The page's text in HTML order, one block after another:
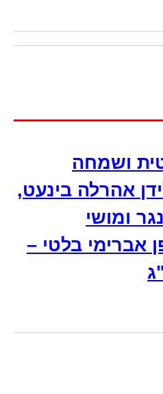
ושמחה
אהרלה בינעט,
ומושי
אברימי בלטי –